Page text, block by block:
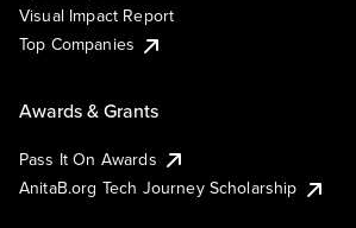
Visual Impact Report
Top Companies
Awards & Grants
Pass It On Awards
AnitaB.org Tech Journey Scholarship